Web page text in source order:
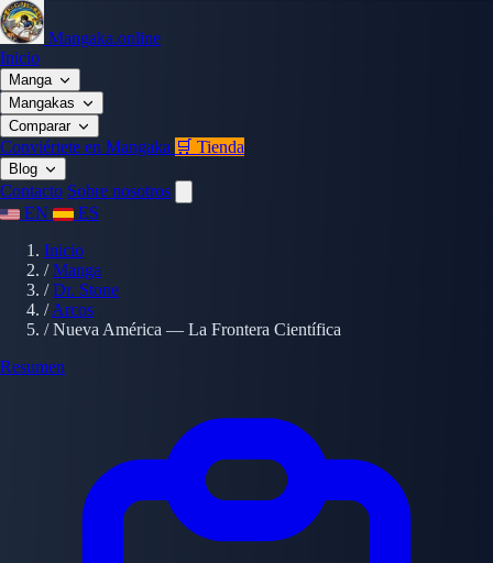
Mangaka.online
Inicio
Manga
Mangakas
Comparar
Conviértete en Mangaka 🛒 Tienda
Blog
Contacto Sobre nosotros
EN
ES
Inicio
/ Manga
/ Dr. Stone
/ Arcos
/ Nueva América — La Frontera Científica
Resumen